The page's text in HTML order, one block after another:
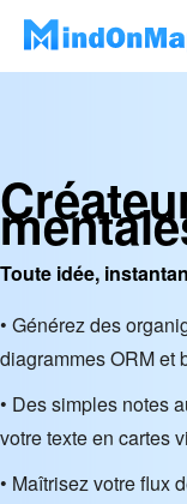
Toute idée,
• Générez des
diagrammes ORM et
• Des simples notes
votre texte en cartes
• Maîtrisez votre flux